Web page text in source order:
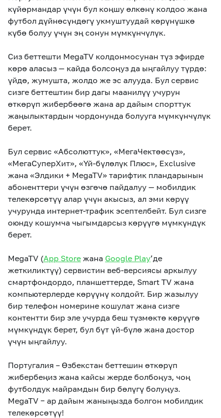
күйөрмандар үчүн бул коңшу өлкөнү колдоо жана
футбол дүйнөсүндөгү укмуштуудай көрүнүшкө
күбө болуу үчүн эң сонун мүмкүнчүлүк.
Сиз беттешти MegaTV колдонмосунан түз эфирде
көрө аласыз — кайда болсоңуз да ыңгайлуу түрдө:
үйдө, жумушта, жолдо же эс алууда. Бул сервис
сизге беттештин бир дагы маанилүү учурун
өткөрүп жибербөөгө жана ар дайым спорттук
жаңылыктардын чордонунда болууга мүмкүнчүлүк
берет.
Бул сервис «Абсолюттук», «МегаЧектөөсүз»,
«МегаСуперХит», «Үй-бүлөлүк Плюс», Exclusive
жана «Элдики + MegaTV» тарифтик пландарынын
абоненттери үчүн өзгөчө пайдалуу — мобилдик
телекөрсөтүү алар үчүн акысыз, ал эми көрүү
учурунда интернет-трафик эсептелбейт. Бул сизге
оюнду кошумча чыгымдарсыз көрүүгө мүмкүндүк
берет.
MegaTV (App Store жана Google Play’де
жеткиликтүү) сервистин веб-версиясы аркылуу
смартфондордо, планшеттерде, Smart TV жана
компьютерлерде көрүүнү колдойт. Бир жазылуу
бир телефон номерине кошулат жана сизге
контентти бир эле учурда беш түзмөктө көрүүгө
мүмкүндүк берет, бул бүт үй-бүлө жана достор
үчүн ыңгайлуу.
Португалия – Өзбекстан беттешин өткөрүп
жибербеңиз жана кайсы жерде болбоңуз, чоң
футболдук майрамдын бир бөлүгү болуңуз.
MegaTV − ар дайым жаныңызда болгон мобилдик
телекөрсөтүү!